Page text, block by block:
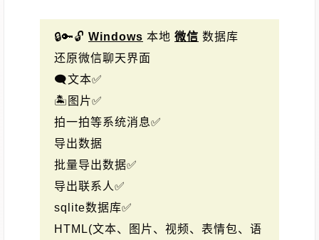
🔒️🔑🔓️ Windows 本地 微信 数据库
还原微信聊天界面
🗨文本✅
🏝图片✅
拍一拍等系统消息✅
导出数据
批量导出数据✅
导出联系人✅
sqlite数据库✅
HTML(文本、图片、视频、表情包、语